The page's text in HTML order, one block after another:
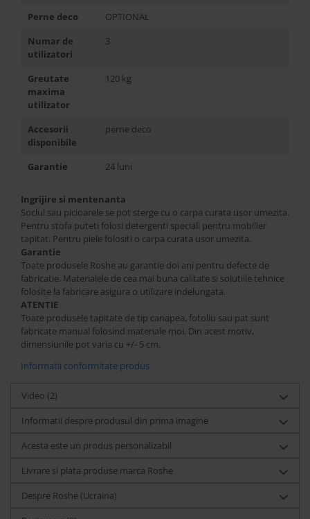
Perne deco
OPTIONAL
Numar de
utilizatori
3
Greutate
maxima
utilizator
120 kg
Accesorii
disponibile
perne deco
Garantie 24 luni
Ingrijire si mentenanta
Soclul sau picioarele se pot sterge cu o carpa curata usor umezita.
Pentru stofa puteti folosi detergenti speciali pentru mobilier
tapitat. Pentru piele folositi o carpa curata usor umezita.
Garantie
Toate produsele Roshe au garantie doi ani pentru defecte de
fabricatie. Materialele de cea mai buna calitate si solutiile tehnice
folosite la fabricare asigura o utilizare indelungata.
ATENTIE
Toate produsele tapitate de tip canapea, fotoliu sau pat sunt
fabricate manual folosind materiale moi. Din acest motiv,
dimensiunile pot varia cu +/- 5 cm.
Informatii conformitate produs
Video (2)
Informatii despre produsul din prima imagine
Acesta este un produs personalizabil
Livrare si plata produse marca Roshe
Despre Roshe (Ucraina)